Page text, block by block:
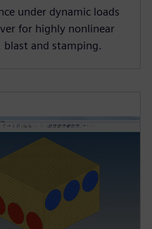
under dynamic loads
for highly nonlinear
and stamping.